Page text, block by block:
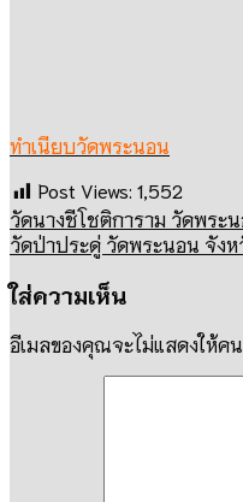
ทำเนียบวัดพระนอน
Post Views: 1,552
วัดนางชีโชติการาม วัดพระ
วัดป่าประดู่ วัดพระนอน จังห
ใส่ความเห็น
อีเมลของคุณจะไม่แสดงให้ค